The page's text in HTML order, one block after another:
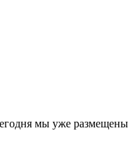
мы уже размещены